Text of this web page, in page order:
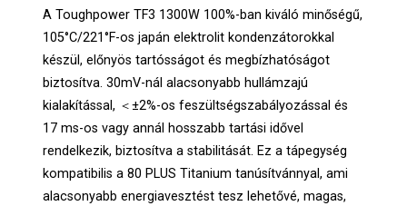
A Toughpower TF3 1300W 100%-ban kiváló minőségű,
105°C/221°F-os japán elektrolit kondenzátorokkal
készül, előnyös tartósságot és megbízhatóságot
biztosítva. 30mV-nál alacsonyabb hullámzajú
kialakítással, ＜±2%-os feszültségszabályozással és
17 ms-os vagy annál hosszabb tartási idővel
rendelkezik, biztosítva a stabilitását. Ez a tápegység
kompatibilis a 80 PLUS Titanium tanúsítvánnyal, ami
alacsonyabb energiavesztést tesz lehetővé, magas,